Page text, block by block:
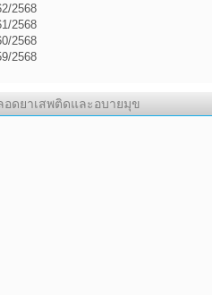
2568
2568
2568
2568
ดยาเสพติดและอบายมุข